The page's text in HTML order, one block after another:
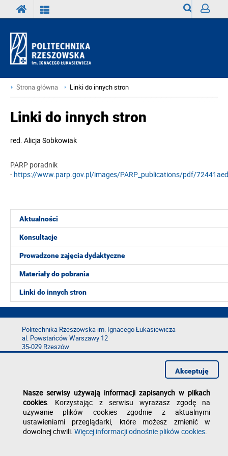
Strona główna Linki do innych stron
Aktualności
Konsultacje
Prowadzone zajęcia dydaktyczne
Materiały do pobrania
Linki do innych stron
Linki do innych stron
red. Alicja Sobkowiak
PARP poradnik
- https://www.parp.gov.pl/images/PARP_publications/pdf/
Politechnika Rzeszowska im. Ignacego Łukasiewicza
al. Powstańców Warszawy 12
35-029 Rzeszów
Deklaracja dostępności
Polityka prywatności
Zgłoś błąd na stronie
Nasze serwisy używają informacji zapisanych w plikach
cookies. Korzystając z serwisu wyrażasz zgodę na
używanie plików cookies zgodnie z aktualnymi
ustawieniami przeglądarki, które możesz zmienić w
dowolnej chwili. Więcej informacji odnośnie plików cookies.
Akceptuję